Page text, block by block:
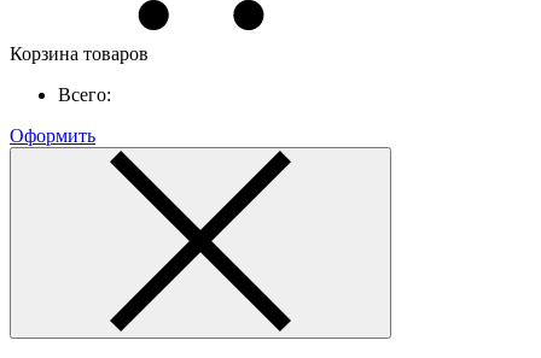
Корзина товаров
Всего:
Оформить